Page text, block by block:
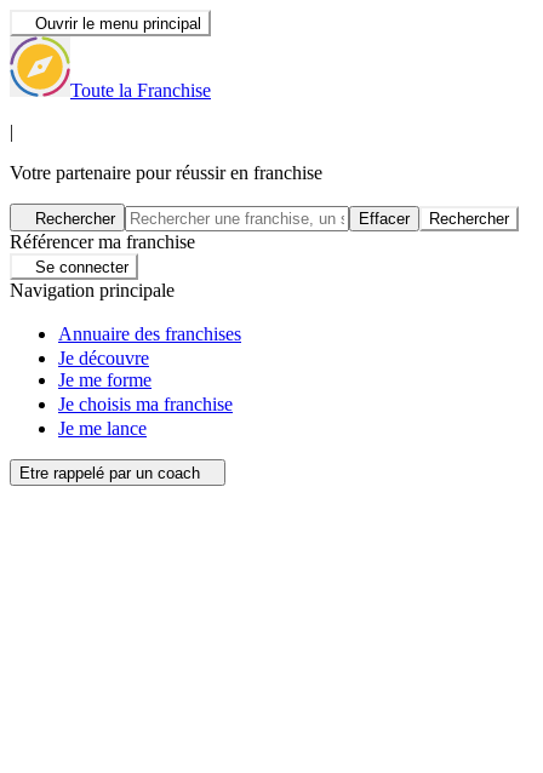
Ouvrir le menu principal
Toute la Franchise
|
Votre partenaire pour réussir en franchise
Rechercher Effacer Rechercher
Référencer ma franchise
Se connecter
Navigation principale
Annuaire des franchises
Je découvre
Je me forme
Je choisis ma franchise
Je me lance
Etre rappelé par un coach